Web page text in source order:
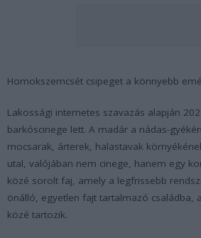
Homokszemcsét csipeget a könnyebb
Lakossági internetes szavazás alapján
barkóscinege lett. A madár a nádas-
mocsarak, árterek, halastavak
utal, valójában nem cinege, hanem egy
közé sorolt faj, amely a legfrissebb
önálló, egyetlen fajt tartalmazó családba,
közé tartozik.